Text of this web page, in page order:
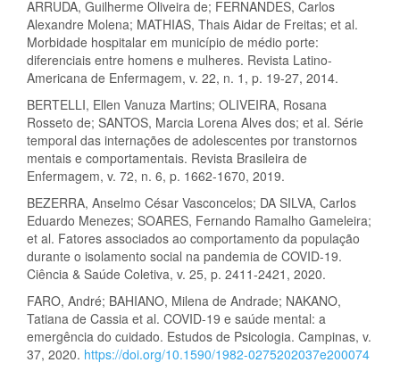
ARRUDA, Guilherme Oliveira de; FERNANDES, Carlos
Alexandre Molena; MATHIAS, Thais Aidar de Freitas; et al.
Morbidade hospitalar em município de médio porte:
diferenciais entre homens e mulheres. Revista Latino-
Americana de Enfermagem, v. 22, n. 1, p. 19-27, 2014.
BERTELLI, Ellen Vanuza Martins; OLIVEIRA, Rosana
Rosseto de; SANTOS, Marcia Lorena Alves dos; et al. Série
temporal das internações de adolescentes por transtornos
mentais e comportamentais. Revista Brasileira de
Enfermagem, v. 72, n. 6, p. 1662-1670, 2019.
BEZERRA, Anselmo César Vasconcelos; DA SILVA, Carlos
Eduardo Menezes; SOARES, Fernando Ramalho Gameleira;
et al. Fatores associados ao comportamento da população
durante o isolamento social na pandemia de COVID-19.
Ciência & Saúde Coletiva, v. 25, p. 2411-2421, 2020.
FARO, André; BAHIANO, Milena de Andrade; NAKANO,
Tatiana de Cassia et al. COVID-19 e saúde mental: a
emergência do cuidado. Estudos de Psicologia. Campinas, v.
37, 2020. https://doi.org/10.1590/1982-0275202037e200074